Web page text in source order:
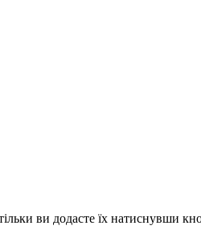
ви додасте їх натиснувши